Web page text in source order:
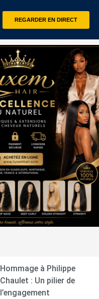
REGARDER EN DIRECT
Hommage à Philippe
Chaulet : Un pilier de
l’engagement